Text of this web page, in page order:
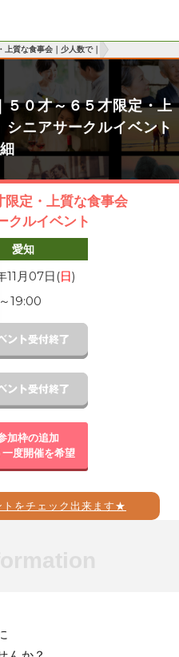
質な食事会｜少人数で｜
５０才～６５才限定・上
ニアサークルイベント
限定・上質な食事会
クルイベント
愛知
11月07日(日)
～19:00
加枠の追加
一度開催を希望
トをチェック出来ます★